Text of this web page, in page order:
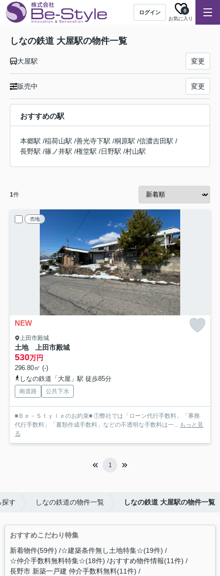
ログイン
お気に入り
0
しなの鉄道 大屋駅の物件一覧
大屋駅 変更
販売中 変更
おすすめの駅
本郷駅 /稲荷山駅 /善光寺下駅 /桐原駅 /信濃吉田駅 /
長野駅 /篠ノ井駅 /権堂駅 /日野駅 /村山駅
1件
売地
NEW
上田市殿城
土地 上田市殿城
530万円
296.80㎡ (-)
しなの鉄道「大屋」駅 徒歩85分
南道路 公共下水
■Ｂｅ－Ｓｔｙｌｅのお約束■ ①弊社では「ローン代行手数料」「事務
代行手数料」「書類作成手数料」などの不透明な手数料は一... もっと見
る
1
探す しなの鉄道の物件一覧 しなの鉄道 大屋駅の物件一覧
おすすめこだわり特集
新着物件(59件) ☆建築条件無し土地特集☆(19件)
☆仲介手数料無料特集☆(18件) おすすめ物件情報(11件)
長野市 新築一戸建 仲介手数料無料(11件)